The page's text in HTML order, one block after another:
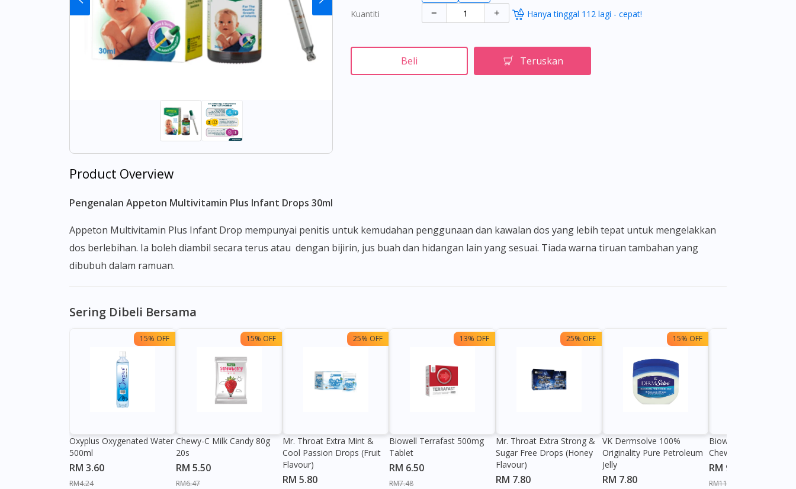
Kuantiti
Hanya tinggal 112 lagi - cepat!
Beli Teruskan
Product Overview
Pengenalan Appeton Multivitamin Plus Infant Drops 30ml
Appeton Multivitamin Plus Infant Drop mempunyai penitis untuk kemudahan penggunaan dan kawalan dos yang lebih tepat untuk mengelakkan
dos berlebihan. Ia boleh diambil secara terus atau dengan bijirin, jus buah dan hidangan lain yang sesuai. Tiada warna tiruan tambahan yang
dibubuh dalam ramuan.
Sering Dibeli Bersama
15% OFF
Oxyplus Oxygenated Water
500ml
RM 3.60
RM4.24
15% OFF
Chewy-C Milk Candy 80g
20s
RM 5.50
RM6.47
25% OFF
Mr. Throat Extra Mint &
Cool Passion Drops (Fruit
Flavour)
RM 5.80
13% OFF
Biowell Terrafast 500mg
Tablet
RM 6.50
RM7.48
25% OFF
Mr. Throat Extra Strong &
Sugar Free Drops (Honey
Flavour)
RM 7.80
15% OFF
VK Dermsolve 100%
Originality Pure Petroleum
Jelly
RM 7.80
Biowell Zeero 200mg
Chewable Tablet
RM 9.80
RM11.27